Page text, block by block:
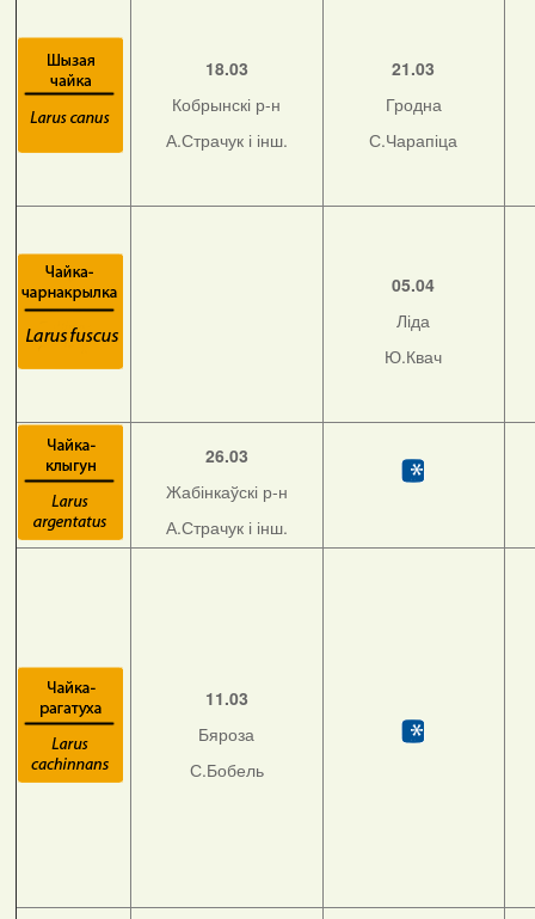
18.03
Кобрынскі р-н
А.Страчук і інш.
21.03
Гродна
С.Чарапіца
05.04
Ліда
Ю.Квач
26.03
Жабінкаўскі р-н
А.Страчук і інш.
11.03
Бяроза
С.Бобель